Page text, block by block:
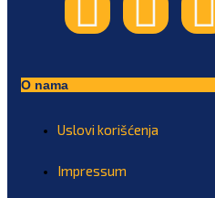
O nama
Uslovi korišćenja
Impressum